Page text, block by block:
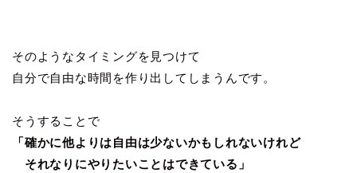
そのようなタイミングを見つけて
自分で自由な時間を作り出してしまうんです。
そうすることで
「確かに他よりは自由は少ないかもしれないけれど
それなりにやりたいことはできている」